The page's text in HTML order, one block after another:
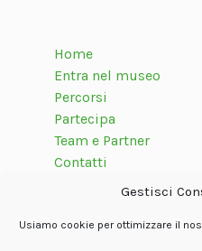
Gestisci
Usiamo cookie per ottimizzare il
Home
Entra nel museo
Percorsi
Partecipa
Team e Partner
Contatti
Seguici su